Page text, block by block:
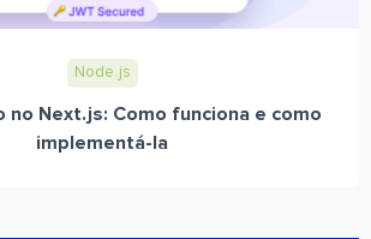
Node.js
no Next.js: Como funciona e como
implementá-la